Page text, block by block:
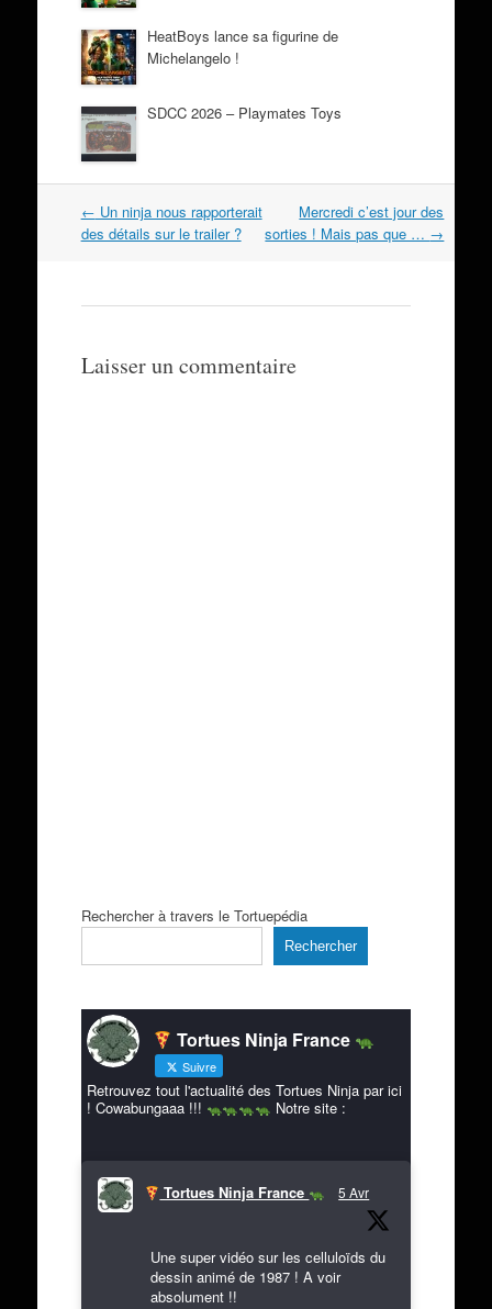
HeatBoys lance sa figurine de
Michelangelo !
SDCC 2026 – Playmates Toys
Navigation
dans
← Un ninja nous rapporterait
des détails sur le trailer ?
Mercredi c’est jour des
sorties ! Mais pas que … →
Laisser un commentaire
Rechercher à travers le Tortuepédia
Rechercher
Tortues Ninja France
Suivre
Retrouvez tout l'actualité des Tortues Ninja par ici
! Cowabungaaa !!!
Notre site :
Tortues Ninja France 5 Avr
Une super vidéo sur les celluloïds du
dessin animé de 1987 ! A voir
absolument !!